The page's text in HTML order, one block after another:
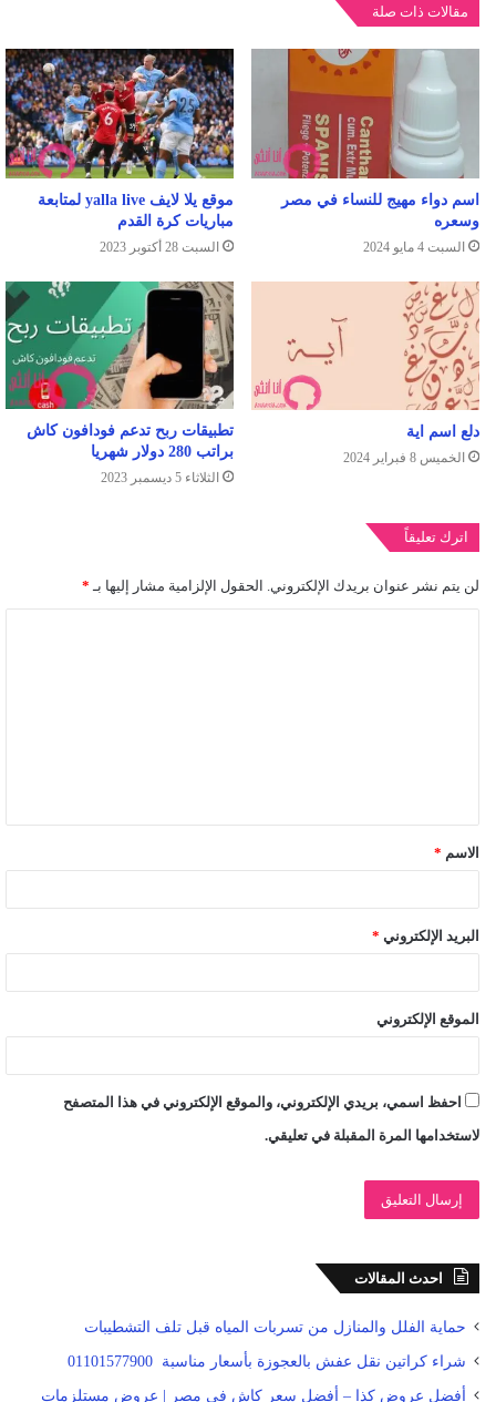
مقالات ذات صلة
اسم دواء مهيج للنساء في مصر
وسعره
السبت 4 مايو 2024
موقع يلا لايف yalla live لمتابعة
مباريات كرة القدم
السبت 28 أكتوبر 2023
دلع اسم اية
الخميس 8 فبراير 2024
تطبيقات ربح تدعم فودافون كاش
براتب 280 دولار شهريا
الثلاثاء 5 ديسمبر 2023
اترك تعليقاً
لن يتم نشر عنوان بريدك الإلكتروني. الحقول الإلزامية مشار إليها بـ *
ق
*الاسم *
البريد الإلكتروني *
الموقع الإلكتروني
احفظ اسمي، بريدي الإلكتروني، والموقع الإلكتروني في هذا المتصفح
لاستخدامها المرة المقبلة في تعليقي.
احدث المقالات
حماية الفلل والمنازل من تسربات المياه قبل تلف التشطيبات
شراء كراتين نقل عفش بالعجوزة بأسعار مناسبة 01101577900
أفضل عروض كذا – أفضل سعر كاش في مصر | عروض مستلزمات